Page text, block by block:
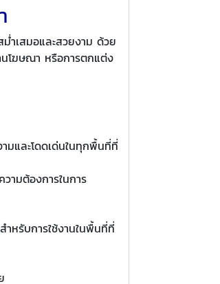
ำเสมอและสวยงาม ด้วย
นโฆษณา หรือการตกแต่ง
มและโดดเด่นในทุกพื้นที่ที่
ามต้องการในการ
ำหรับการใช้งานในพื้นที่ที่